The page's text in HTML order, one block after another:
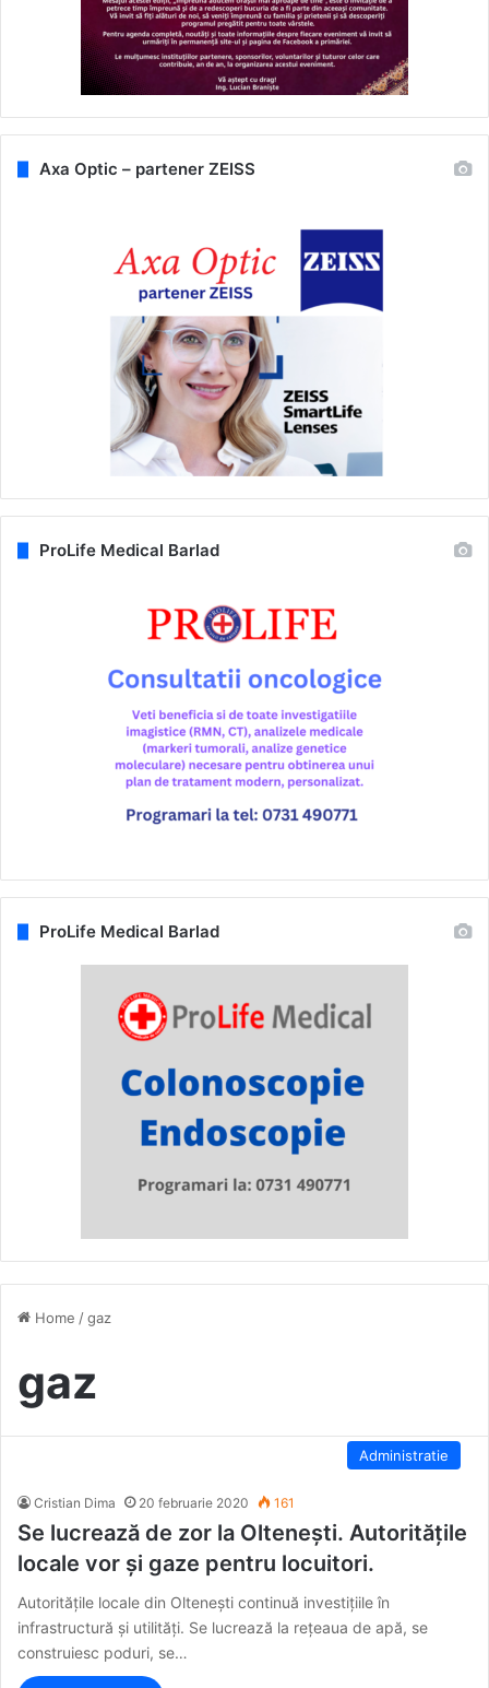
Home /gaz
gaz
Administratie
Cristian Dima 20 februarie 2020 161
Se lucrează de zor la Oltenești. Autoritățile
locale vor și gaze pentru locuitori.
Autoritățile locale din Oltenești continuă investițiile în
infrastructură și utilități. Se lucrează la rețeaua de apă, se
construiesc poduri, se…
Axa Optic – partener ZEISS
ProLife Medical Barlad
ProLife Medical Barlad